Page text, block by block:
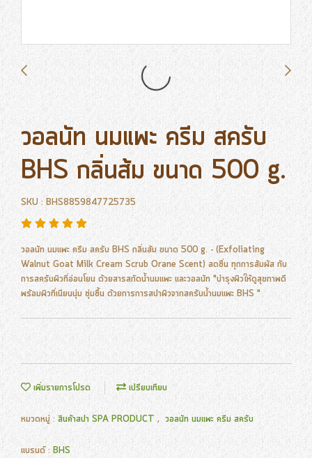
วอลนัท นมแพะ ครีม สครับ
BHS กลิ่นส้ม ขนาด 500 g.
SKU : BHS8859847725735
วอลนัท นมแพะ ครีม สครับ BHS กลิ่นส้ม ขนาด 500 g. - (Exfoliating
Walnut Goat Milk Cream Scrub Orane Scent) สดชื่น ทุกการสัมผัส กับ
การสครับผิวที่อ่อนโยน ด้วยสารสกัดน้ำนมแพะ และวอลนัท "บำรุงผิวให้ดูสุขภาพดี
พร้อมผิวที่เนียนนุ่ม ชุ่มชื้น ด้วยการการสปาผิวจากสครับน้ำนมแพะ BHS "
เพิ่มรายการโปรด เปรียบเทียบ
หมวดหมู่ : สินค้าสปา SPA PRODUCT , วอลนัท นมแพะ ครีม สครับ
แบรนด์ : BHS